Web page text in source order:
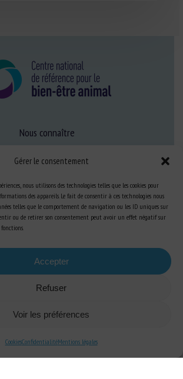
Gérer le consentement
nous utilisons des technologies telles que les cookies pour
des appareils. Le fait de consentir à ces technologies nous
telles que le comportement de navigation ou les ID uniques sur
ou de retirer son consentement peut avoir un effet négatif sur
Accepter
Refuser
Voir les préférences
CookiesConfidentialitéMentions légales
Nous connaître
Expertise
S’informer sur le BEA
Se former au BEA
Ressources